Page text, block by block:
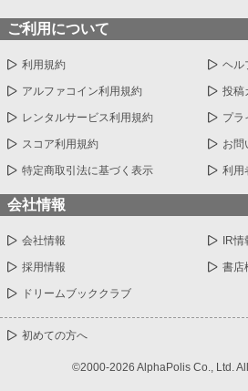
ご利用について
利用規約 ヘル
アルファコイン利用規約 投稿
レンタルサービス利用規約 プラ
スコア利用規約 お問
特定商取引法に基づく表示 利用
会社情報
会社情報 IR情
採用情報 書店
ドリームブッククラブ
初めての方へ
©2000-2026 AlphaPolis Co., Ltd.